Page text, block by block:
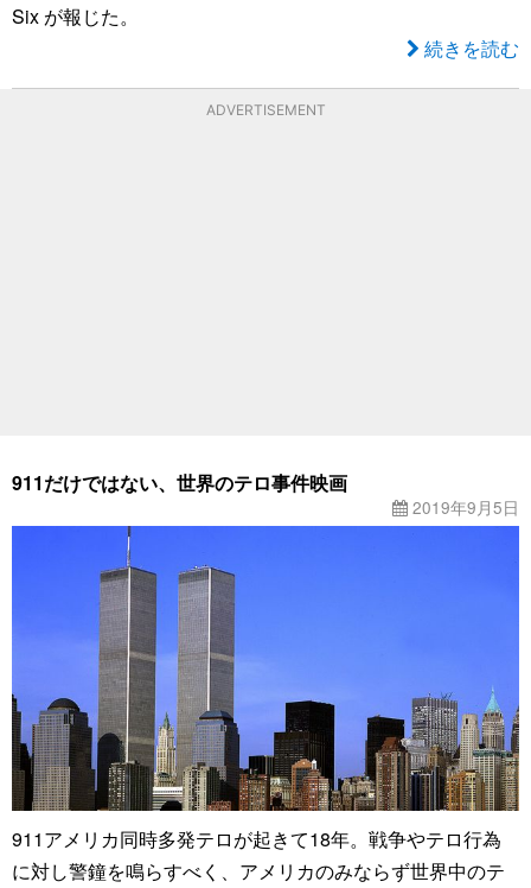
Six が報じた。
続きを読む
ADVERTISEMENT
911だけではない、世界のテロ事件映画
2019年9月5日
911アメリカ同時多発テロが起きて18年。戦争やテロ行為
に対し警鐘を鳴らすべく、アメリカのみならず世界中のテ